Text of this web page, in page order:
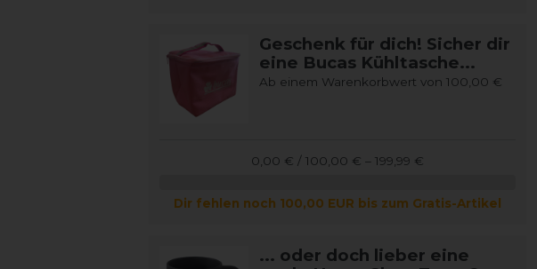
Geschenk für dich! Sicher dir
eine Bucas Kühltasche...
Ab einem Warenkorbwert von 100,00 €
0,00 € / 100,00 € – 199,99 €
Dir fehlen noch 100,00 EUR bis zum Gratis-Artikel
... oder doch lieber eine